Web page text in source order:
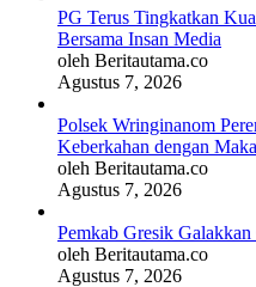
PG Terus Tingkatkan
Bersama Insan Media
oleh Beritautama.co
Agustus 7, 2026
Polsek Wringinanom
Keberkahan dengan
oleh Beritautama.co
Agustus 7, 2026
Pemkab Gresik
oleh Beritautama.co
Agustus 7, 2026